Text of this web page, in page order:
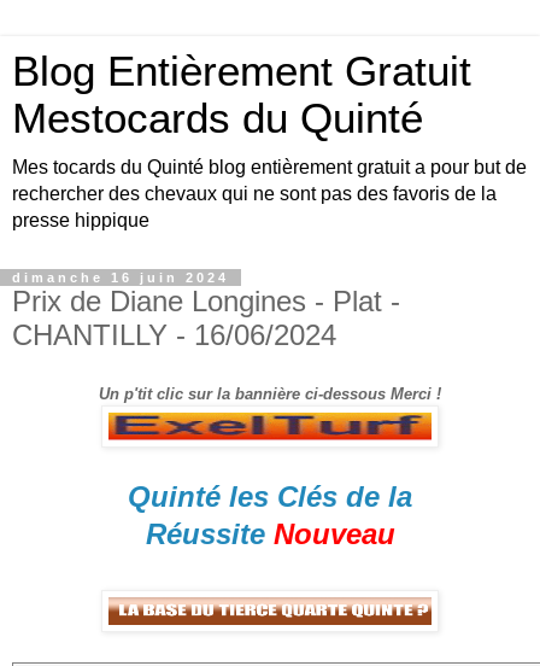
Blog Entièrement Gratuit
Mestocards du Quinté
Mes tocards du Quinté blog entièrement gratuit a pour but de
rechercher des chevaux qui ne sont pas des favoris de la
presse hippique
dimanche 16 juin 2024
Prix de Diane Longines - Plat -
CHANTILLY - 16/06/2024
Un p'tit clic sur la bannière ci-dessous Merci !
Quinté les Clés de la
Réussite Nouveau